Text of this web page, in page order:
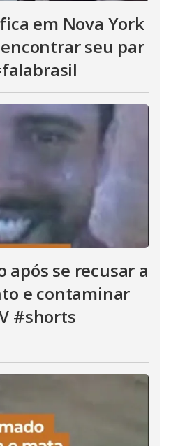
em Nova York
seu par
após se recusar a
e contaminar
#shorts